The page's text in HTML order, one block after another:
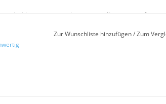
wird in unserem eigenen Atelier entworfen
Zur Wunschliste hinzufügen/Zum